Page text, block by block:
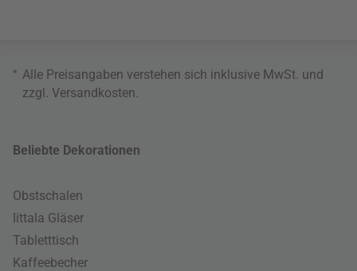
* Alle Preisangaben verstehen sich inklusive MwSt. und
zzgl. Versandkosten
Beliebte Dekorationen
Obstschalen
Iittala Gläser
Tabletttisch
Kaffeebecher